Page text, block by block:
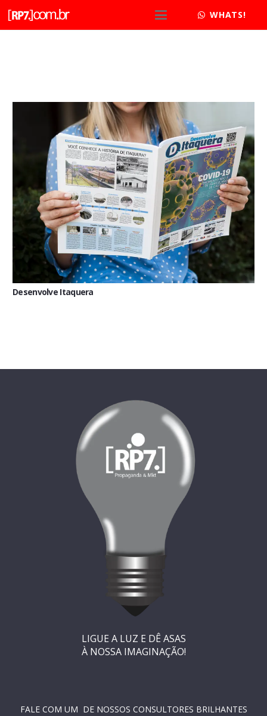
WHATS!
Desenvolve Itaquera
LIGUE A LUZ E DÊ ASAS
À NOSSA IMAGINAÇÃO!
FALE COM UM DE NOSSOS CONSULTORES BRILHANTES